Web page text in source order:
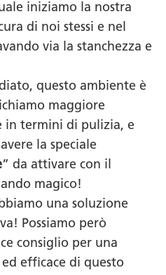
iniziamo la nostra
di noi stessi e nel
via la stanchezza e
questo ambiente è
maggiore
in termini di pulizia, e
la speciale
” da attivare con il
magico!
una soluzione
Possiamo però
consiglio per una
efficace di questo